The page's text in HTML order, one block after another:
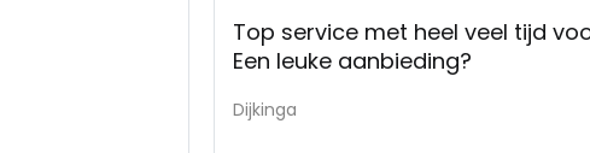
Top service met heel veel tijd
Een leuke aanbieding?
Dijkinga